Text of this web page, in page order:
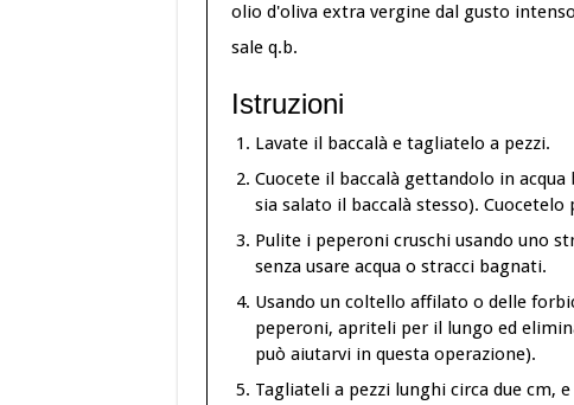
olio d'oliva extra vergine dal gusto
sale q.b.
Istruzioni
Lavate il baccalà e tagliatelo a pezzi.
Cuocete il baccalà gettandolo in
sia salato il baccalà stesso).
Pulite i peperoni cruschi usando uno
senza usare acqua o stracci bagnati.
Usando un coltello affilato o delle
peperoni, apriteli per il lungo ed
può aiutarvi in questa operazione).
Tagliateli a pezzi lunghi circa due cm,